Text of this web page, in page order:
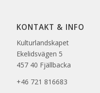
KONTAKT & INFO
Kulturlandskapet
Ekelidsvägen 5
457 40 Fjällbacka
+46 721 816683